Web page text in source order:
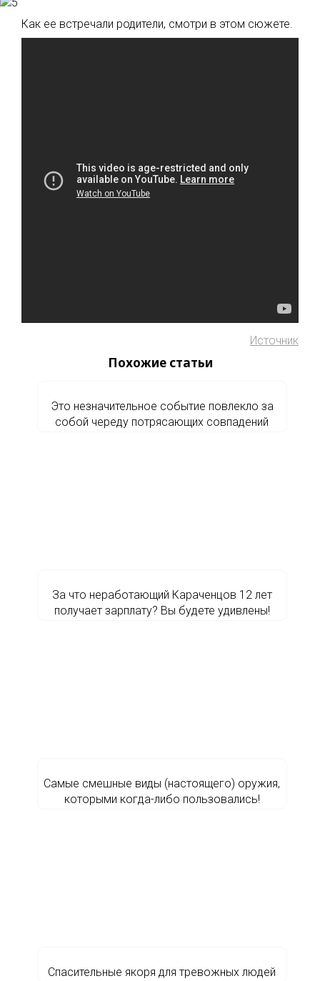
Как ее встречали родители, смотри в этом сюжете.
Источник
Похожие статьи
Это незначительное событие повлекло за
собой череду потрясающих совпадений
За что неработающий Караченцов 12 лет
получает зарплату? Вы будете удивлены!
Самые смешные виды (настоящего) оружия,
которыми когда-либо пользовались!
Спасительные якоря для тревожных людей